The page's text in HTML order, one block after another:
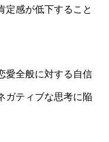
定感が低下すること
愛全般に対する自信
ガティブな思考に陥